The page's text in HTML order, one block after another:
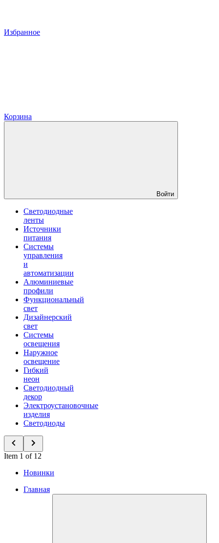
Избранное
Корзина
Войти
Светодиодные
ленты
Источники
питания
Системы
управления
и
автоматизации
Алюминиевые
профили
Функциональный
свет
Дизайнерский
свет
Системы
освещения
Наружное
освещение
Гибкий
неон
Светодиодный
декор
Электроустановочные
изделия
Светодиоды
Item 1 of 12
Новинки
Главная